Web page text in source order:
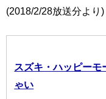
(2018/2/28放送分より)
スズキ・ハッピー
ゃい